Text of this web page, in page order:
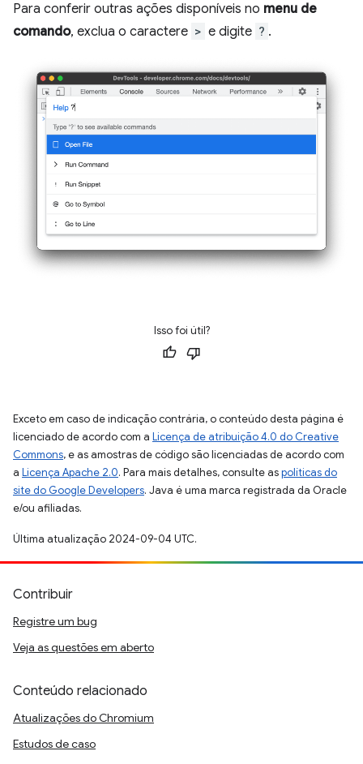
Para conferir outras ações disponíveis no menu de
comando, exclua o caractere > e digite ? .
Isso foi útil?
Exceto em caso de indicação contrária, o conteúdo desta página é
licenciado de acordo com a Licença de atribuição 4.0 do Creative
Commons, e as amostras de código são licenciadas de acordo com
a Licença Apache 2.0. Para mais detalhes, consulte aspolíticas do
site do Google Developers. Java é uma marca registrada da Oracle
e/ou afiliadas.
Última atualização 2024-09-04 UTC.
Contribuir
Registre um bug
Veja as questões em aberto
Conteúdo relacionado
Atualizações do Chromium
Estudos de caso